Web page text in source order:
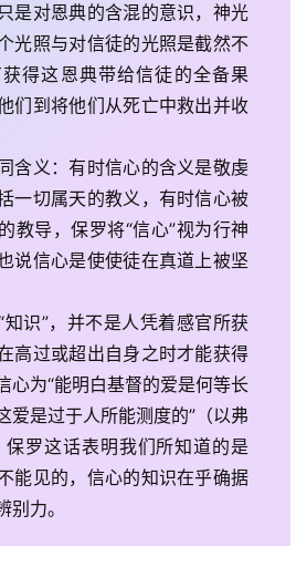
是对恩典的含混的意识，神光
光照与对信徒的光照是截然不
得这恩典带给信徒的全备果
们到将他们从死亡中救出并收
含义：有时信心的含义是敬虔
一切属天的教义，有时信心被
教导，保罗将“信心”视为行神
说信心是使使徒在真道上被坚
识”，并不是人凭着感官所获
高过或超出自身之时才能获得
心为“能明白基督的爱是何等长
爱是过于人所能测度的”（以弗
保罗这话表明我们所知道的是
能见的，信心的知识在乎确据
力。